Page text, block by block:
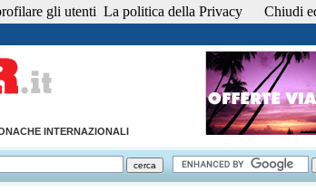
INTERNAZIONALI
gli utenti La politica della Privacy Chiudi